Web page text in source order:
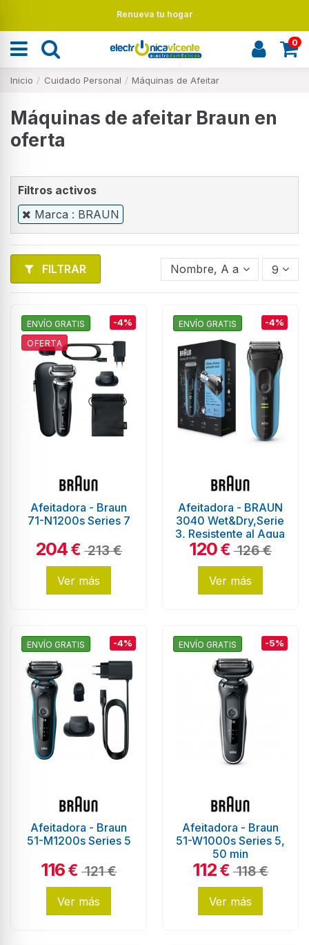
Renueva tu hogar
0
Inicio Cuidado Personal Máquinas de Afeitar
Máquinas de afeitar Braun en
oferta
Filtros activos
Marca : BRAUN
FILTRAR Nombre, A a Z 9
ENVÍO GRATIS
OFERTA
-4%
Afeitadora - Braun
71-N1200s Series 7
204€ 213 €
Ver más
ENVÍO GRATIS -4%
Afeitadora - BRAUN
3040 Wet&Dry,Serie
3, Resistente al Agua
120€ 126 €
Ver más
ENVÍO GRATIS -4%
Afeitadora - Braun
51-M1200s Series 5
116€ 121 €
Ver más
ENVÍO GRATIS -5%
Afeitadora - Braun
51-W1000s Series 5,
50 min
112€ 118 €
Ver más